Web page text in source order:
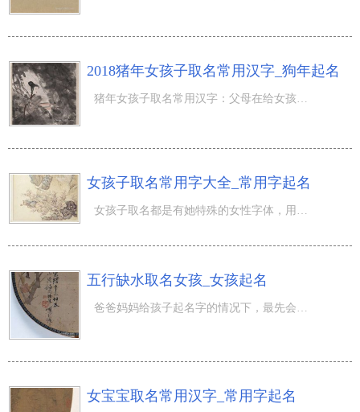
2018猪年女孩子取名常用汉字_狗年起名
猪年女孩子取名常用汉字：父母在给女孩起名的情况下，都期待姓名宛如此人的模样一样好看悦耳或是是活泼开朗
女孩子取名常用字大全_常用字起名
女孩子取名都是有她特殊的女性字体，用女性字体更能显示信息出女孩儿的特点和气场，假如用一些中性化的字来
五行缺水取名女孩_女孩起名
女宝宝取名常用汉字_常用字起名